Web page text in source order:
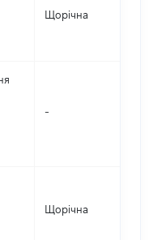
Щорічна
-
Щорічна